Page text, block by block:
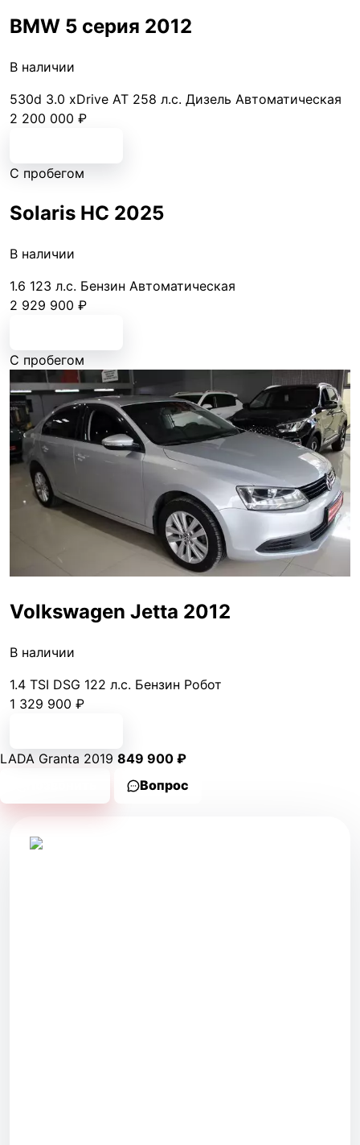
BMW 5 серия 2012
В наличии
530d 3.0 xDrive AT 258 л.с. Дизель Автоматическая
2 200 000 ₽
С пробегом
Solaris HС 2025
В наличии
1.6 123 л.с. Бензин Автоматическая
2 929 900 ₽
С пробегом
Volkswagen Jetta 2012
В наличии
1.4 TSI DSG 122 л.с. Бензин Робот
1 329 900 ₽
LADA Granta 2019 849 900 ₽
Вопрос